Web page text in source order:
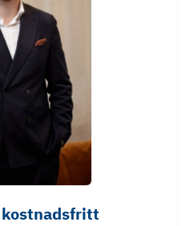
kostnadsfritt